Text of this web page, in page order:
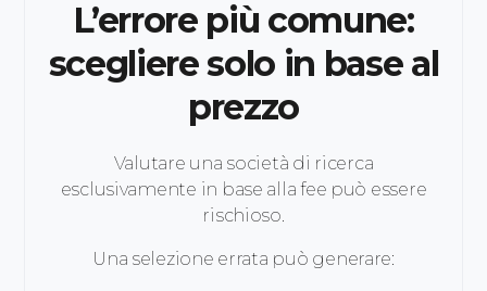
L’errore più comune:
scegliere solo in base al
prezzo
Valutare una società di ricerca
esclusivamente in base alla fee può essere
rischioso.
Una selezione errata può generare: